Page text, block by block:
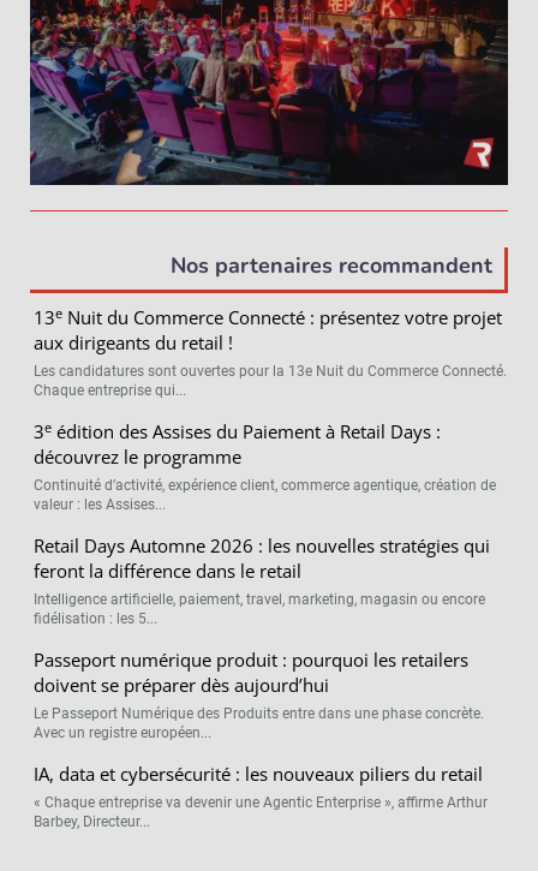
Nos partenaires recommandent
13e Nuit du Commerce Connecté : présentez votre projet
aux dirigeants du retail !
Les candidatures sont ouvertes pour la 13e Nuit du Commerce Connecté.
Chaque entreprise qui...
3e édition des Assises du Paiement à Retail Days :
découvrez le programme
Continuité d’activité, expérience client, commerce agentique, création de
valeur : les Assises...
Retail Days Automne 2026 : les nouvelles stratégies qui
feront la différence dans le retail
Intelligence artificielle, paiement, travel, marketing, magasin ou encore
fidélisation : les 5...
Passeport numérique produit : pourquoi les retailers
doivent se préparer dès aujourd’hui
Le Passeport Numérique des Produits entre dans une phase concrète.
Avec un registre européen...
IA, data et cybersécurité : les nouveaux piliers du retail
« Chaque entreprise va devenir une Agentic Enterprise », affirme Arthur
Barbey, Directeur...